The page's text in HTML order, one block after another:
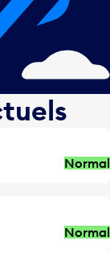
Normal
Normal